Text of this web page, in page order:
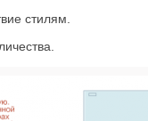
стилям.